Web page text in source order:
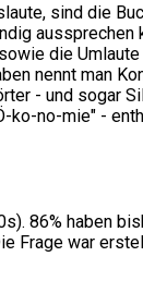
sind die
aussprechen
die Umlaute
nennt man
- und sogar
ko-no-mie" -
86% haben
Frage war